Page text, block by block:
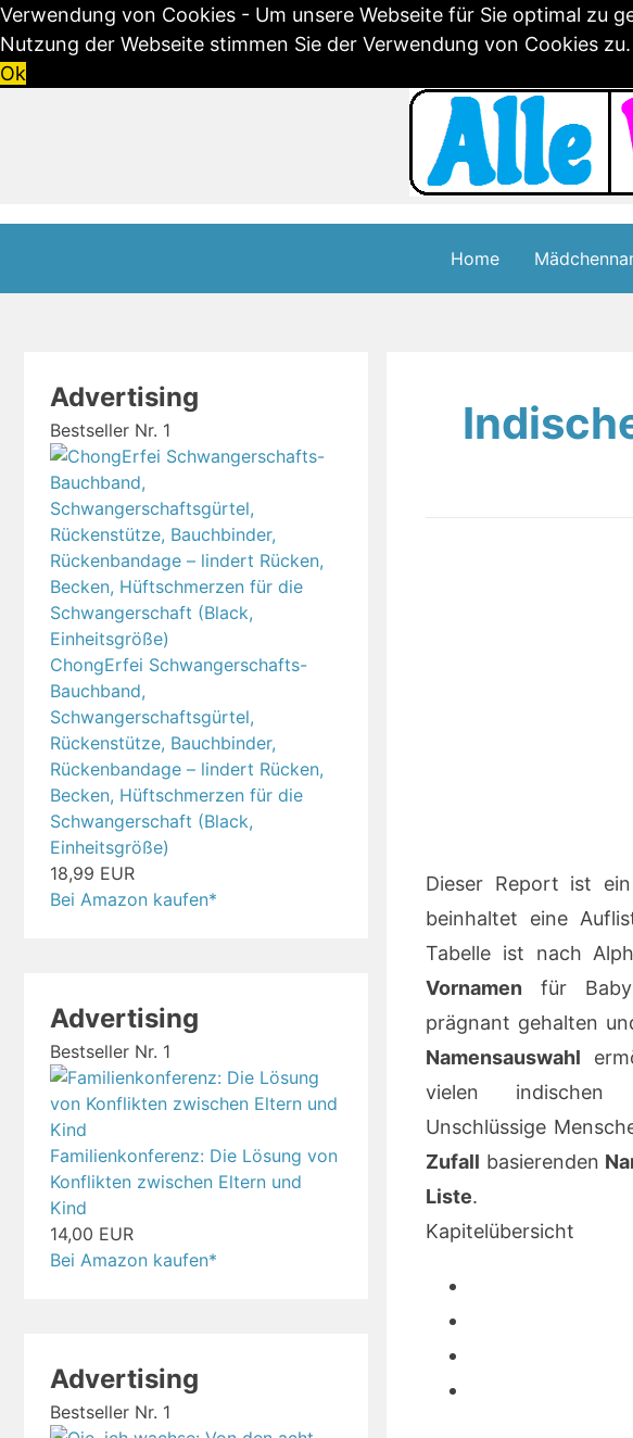
Verwendung von Cookies - Um unsere Webseite für Sie optimal
Nutzung der Webseite stimmen Sie der Verwendung von Cookies
Ok
Home
Dieser Report ist
beinhaltet eine
Tabelle ist nach
Vornamen für
prägnant gehalten
Namensauswahl
vielen indischen
Unschlüssige
Zufall basierenden
Liste.
Kapitelübersicht
Advertising
Bestseller Nr. 1
ChongErfei Schwangerschafts-
Bauchband,
Schwangerschaftsgürtel,
Rückenstütze, Bauchbinder,
Rückenbandage – lindert Rücken,
Becken, Hüftschmerzen für die
Schwangerschaft (Black,
Einheitsgröße)
18,99 EUR
Bei Amazon kaufen*
Advertising
Bestseller Nr. 1
Familienkonferenz: Die Lösung von
Konflikten zwischen Eltern und
Kind
14,00 EUR
Bei Amazon kaufen*
Advertising
Bestseller Nr. 1